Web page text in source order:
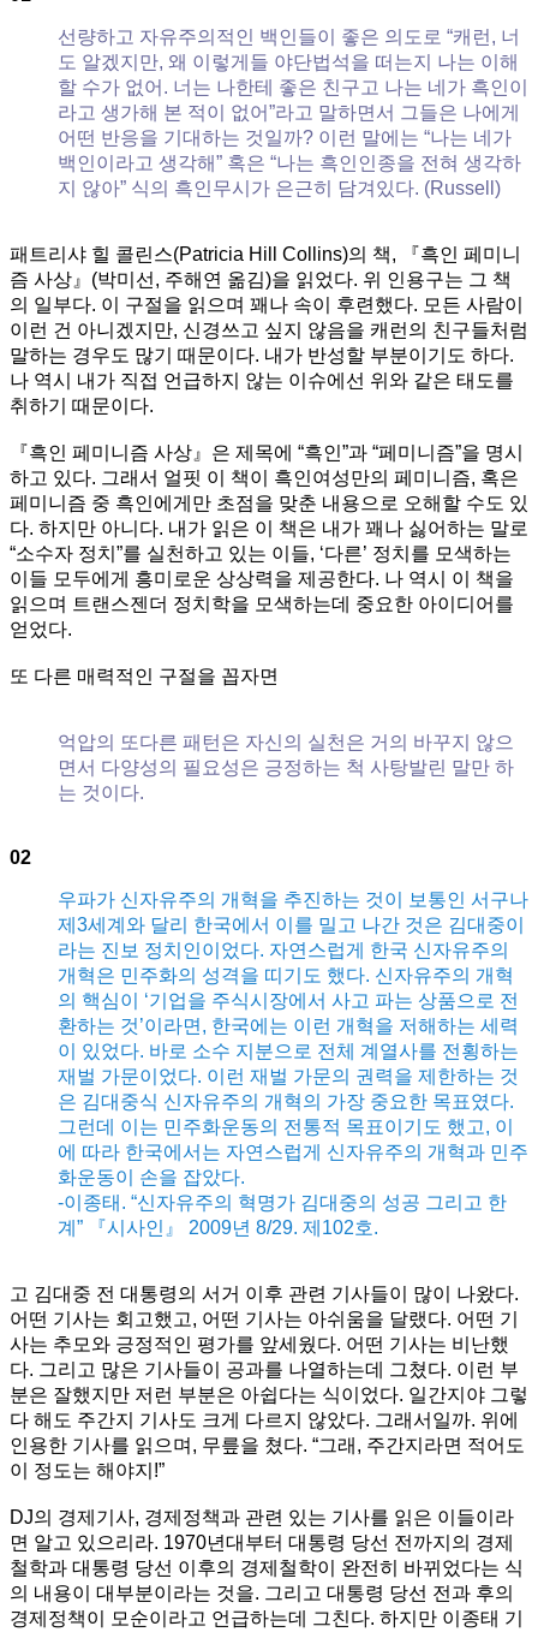
결’한
민
족
주
의
라
는
폭
선량하고 자유주의적인 백인들이 좋은 의도로 “캐런, 너
도 알겠지만, 왜 이렇게들 야단법석을 떠는지 나는 이해
할 수가 없어. 너는 나한테 좋은 친구고 나는 네가 흑인이
라고 생가해 본 적이 없어”라고 말하면서 그들은 나에게
어떤 반응을 기대하는 것일까? 이런 말에는 “나는 네가
백인이라고 생각해” 혹은 “나는 흑인인종을 전혀 생각하
지 않아” 식의 흑인무시가 은근히 담겨있다. (Russell)
패트리샤 힐 콜린스(Patricia Hill Collins)의 책, 『흑인 페미니
즘 사상』(박미선, 주해연 옮김)을 읽었다. 위 인용구는 그 책
의 일부다. 이 구절을 읽으며 꽤나 속이 후련했다. 모든 사람이
이런 건 아니겠지만, 신경쓰고 싶지 않음을 캐런의 친구들처럼
말하는 경우도 많기 때문이다. 내가 반성할 부분이기도 하다.
나 역시 내가 직접 언급하지 않는 이슈에선 위와 같은 태도를
취하기 때문이다.
『흑인 페미니즘 사상』은 제목에 “흑인”과 “페미니즘”을 명시
하고 있다. 그래서 얼핏 이 책이 흑인여성만의 페미니즘, 혹은
페미니즘 중 흑인에게만 초점을 맞춘 내용으로 오해할 수도 있
다. 하지만 아니다. 내가 읽은 이 책은 내가 꽤나 싫어하는 말로
“소수자 정치”를 실천하고 있는 이들, ‘다른’ 정치를 모색하는
이들 모두에게 흥미로운 상상력을 제공한다. 나 역시 이 책을
읽으며 트랜스젠더 정치학을 모색하는데 중요한 아이디어를
얻었다.
또 다른 매력적인 구절을 꼽자면
억압의 또다른 패턴은 자신의 실천은 거의 바꾸지 않으
면서 다양성의 필요성은 긍정하는 척 사탕발린 말만 하
는 것이다.
02
우파가 신자유주의 개혁을 추진하는 것이 보통인 서구나
제3세계와 달리 한국에서 이를 밀고 나간 것은 김대중이
라는 진보 정치인이었다. 자연스럽게 한국 신자유주의
개혁은 민주화의 성격을 띠기도 했다. 신자유주의 개혁
의 핵심이 ‘기업을 주식시장에서 사고 파는 상품으로 전
환하는 것’이라면, 한국에는 이런 개혁을 저해하는 세력
이 있었다. 바로 소수 지분으로 전체 계열사를 전횡하는
재벌 가문이었다. 이런 재벌 가문의 권력을 제한하는 것
은 김대중식 신자유주의 개혁의 가장 중요한 목표였다.
그런데 이는 민주화운동의 전통적 목표이기도 했고, 이
에 따라 한국에서는 자연스럽게 신자유주의 개혁과 민주
화운동이 손을 잡았다.
-이종태. “신자유주의 혁명가 김대중의 성공 그리고 한
계” 『시사인』 2009년 8/29. 제102호.
고 김대중 전 대통령의 서거 이후 관련 기사들이 많이 나왔다.
어떤 기사는 회고했고, 어떤 기사는 아쉬움을 달랬다. 어떤 기
사는 추모와 긍정적인 평가를 앞세웠다. 어떤 기사는 비난했
다. 그리고 많은 기사들이 공과를 나열하는데 그쳤다. 이런 부
분은 잘했지만 저런 부분은 아쉽다는 식이었다. 일간지야 그렇
다 해도 주간지 기사도 크게 다르지 않았다. 그래서일까. 위에
인용한 기사를 읽으며, 무릎을 쳤다. “그래, 주간지라면 적어도
이 정도는 해야지!”
DJ의 경제기사, 경제정책과 관련 있는 기사를 읽은 이들이라
면 알고 있으리라. 1970년대부터 대통령 당선 전까지의 경제
철학과 대통령 당선 이후의 경제철학이 완전히 바뀌었다는 식
의 내용이 대부분이라는 것을. 그리고 대통령 당선 전과 후의
경제정책이 모순이라고 언급하는데 그친다. 하지만 이종태 기